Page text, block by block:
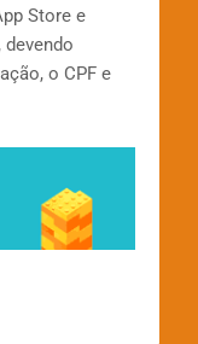
Store e
o CPF e